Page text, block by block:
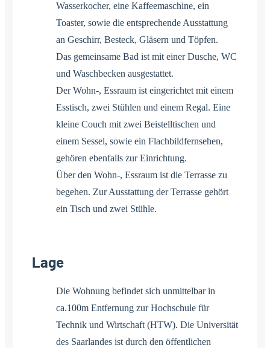
Wasserkocher, eine Kaffeemaschine, ein
Toaster, sowie die entsprechende Ausstattung
an Geschirr, Besteck, Gläsern und Töpfen.
Das gemeinsame Bad ist mit einer Dusche, WC
und Waschbecken ausgestattet.
Der Wohn-, Essraum ist eingerichtet mit einem
Esstisch, zwei Stühlen und einem Regal. Eine
kleine Couch mit zwei Beistelltischen und
einem Sessel, sowie ein Flachbildfernsehen,
gehören ebenfalls zur Einrichtung.
Über den Wohn-, Essraum ist die Terrasse zu
begehen. Zur Ausstattung der Terrasse gehört
ein Tisch und zwei Stühle.
Lage
Die Wohnung befindet sich unmittelbar in
ca.100m Entfernung zur Hochschule für
Technik und Wirtschaft (HTW). Die Universität
des Saarlandes ist durch den öffentlichen